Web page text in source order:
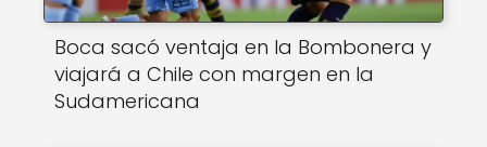
Boca sacó ventaja en la Bombonera y
viajará a Chile con margen en la
Sudamericana